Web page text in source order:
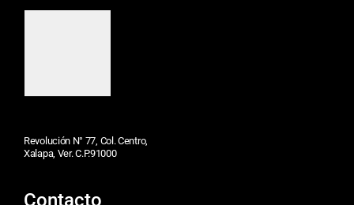
Revolución N° 77, Col. Centro,
Xalapa, Ver. C.P.91000
Contacto